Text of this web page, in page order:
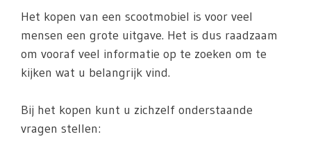
Het kopen van een scootmobiel is voor veel
mensen een grote uitgave. Het is dus raadzaam
om vooraf veel informatie op te zoeken om te
kijken wat u belangrijk vind.
Bij het kopen kunt u zichzelf onderstaande
vragen stellen: